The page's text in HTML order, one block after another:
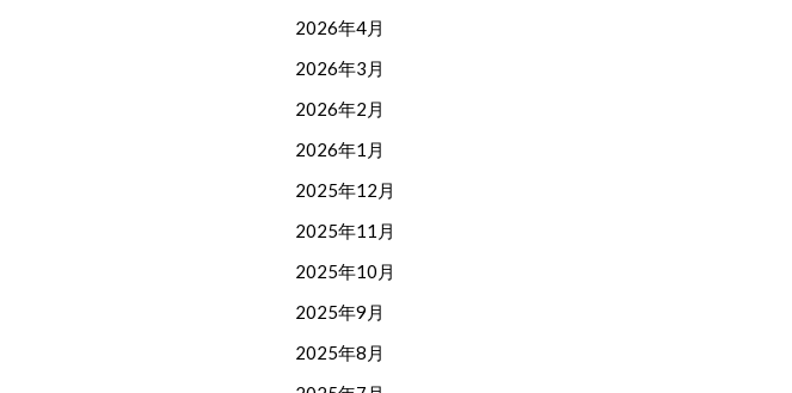
2026年4月
2026年3月
2026年2月
2026年1月
2025年12月
2025年11月
2025年10月
2025年9月
2025年8月